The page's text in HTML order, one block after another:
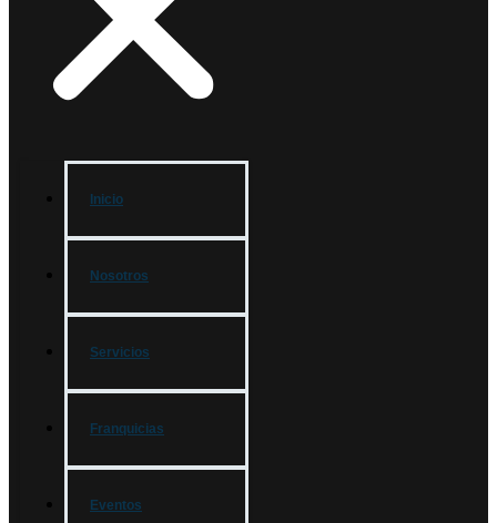
Inicio
Nosotros
Servicios
Franquicias
Eventos